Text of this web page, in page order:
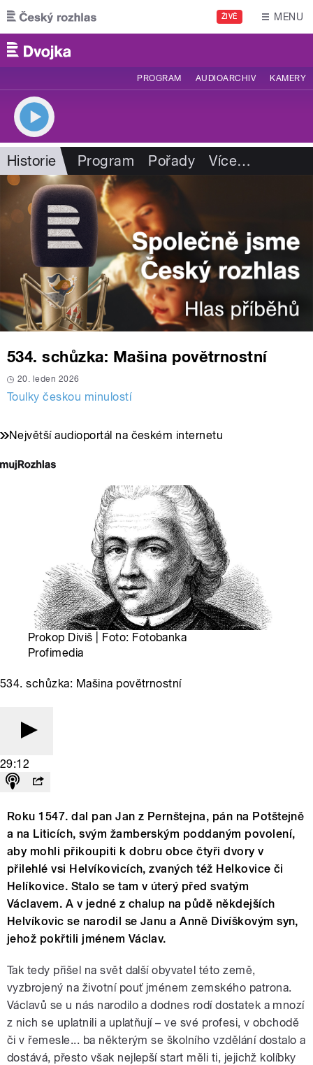
Přejít k hlavnímu obsahu
ŽIVĚ MENU
PROGRAM AUDIOARCHIV KAMERY
Historie Program Pořady Více…
534. schůzka: Mašina povětrnostní
20. leden 2026
Toulky českou minulostí
Největší audioportál na českém internetu
Prokop Diviš | Foto: Fotobanka
Profimedia
534. schůzka: Mašina povětrnostní
29:12
Roku 1547. dal pan Jan z Pernštejna, pán na Potštejně
a na Liticích, svým žamberským poddaným povolení,
aby mohli přikoupiti k dobru obce čtyři dvory v
přilehlé vsi Helvíkovicích, zvaných též Helkovice či
Helíkovice. Stalo se tam v úterý před svatým
Václavem. A v jedné z chalup na půdě někdejších
Helvíkovic se narodil se Janu a Anně Divíškovým syn,
jehož pokřtili jménem Václav.
Tak tedy přišel na svět další obyvatel této země,
vyzbrojený na životní pouť jménem zemského patrona.
Václavů se u nás narodilo a dodnes rodí dostatek a mnozí
z nich se uplatnili a uplatňují – ve své profesi, v obchodě
či v řemesle... ba některým se školního vzdělání dostalo a
dostává, přesto však nejlepší start měli ti, jejichž kolíbky